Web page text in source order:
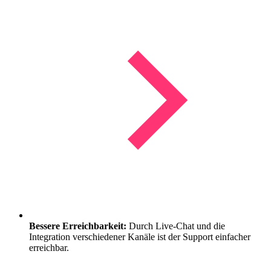
Bessere Erreichbarkeit: Durch Live-Chat und die
Integration verschiedener Kanäle ist der Support einfacher
erreichbar.